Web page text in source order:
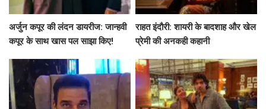
अर्जुन कपूर की लंदन डायरीज: जान्हवी
कपूर के साथ खास पल साझा किए!
राहत इंदौरी: शायरी के बादशाह और खेल
प्रेमी की अनकही कहानी